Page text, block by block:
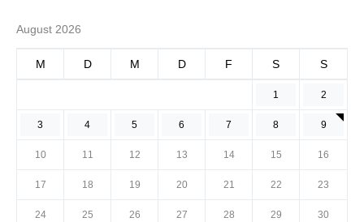
August 2026
M D M D F S S
1 2
3 4 5 6 7 8 9
10 11 12 13 14 15 16
17 18 19 20 21 22 23
24 25 26 27 28 29 30